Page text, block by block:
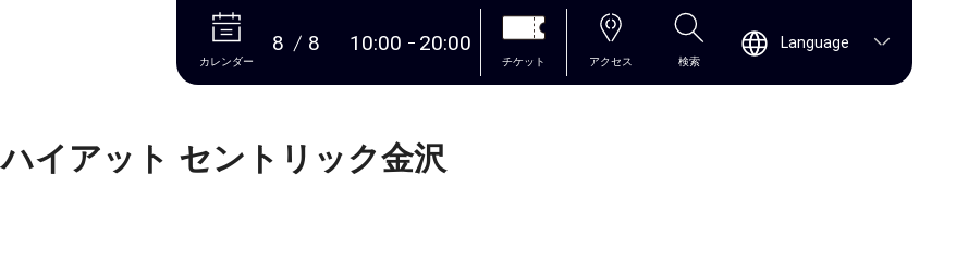
本文へ
カレンダー
8 8 10:00 20:00
チケット アクセス 検索
Language
ハイアット セントリック金沢